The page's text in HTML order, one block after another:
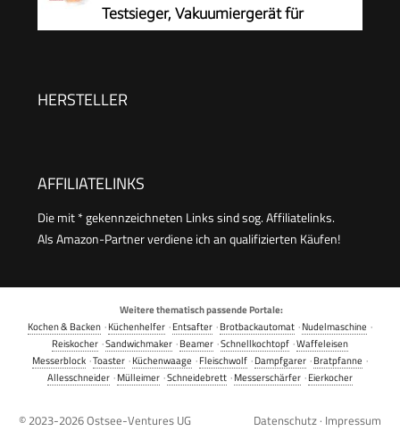
CASOTEK Liquid Funktion, doppelte
Testsieger, Vakuumiergerät für
2 Profi- Folienrollen
HERSTELLER
AFFILIATELINKS
Die mit * gekennzeichneten Links sind sog. Affiliatelinks.
Als Amazon-Partner verdiene ich an qualifizierten Käufen!
Weitere thematisch passende Portale:
Kochen & Backen ·Küchenhelfer ·Entsafter ·Brotbackautomat ·Nudelmaschine ·
Reiskocher ·Sandwichmaker ·Beamer ·Schnellkochtopf ·Waffeleisen
Messerblock ·Toaster ·Küchenwaage ·Fleischwolf ·Dampfgarer ·Bratpfanne ·
Allesschneider ·Mülleimer ·Schneidebrett ·Messerschärfer ·Eierkocher
© 2023-2026Ostsee-Ventures UG Datenschutz · Impressum